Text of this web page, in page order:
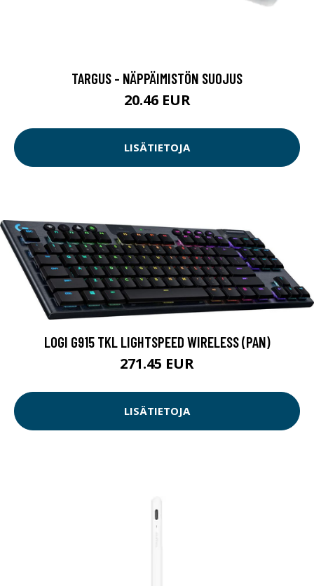
TARGUS - NÄPPÄIMISTÖN SUOJUS
20.46 EUR
LISÄTIETOJA
LOGI G915 TKL LIGHTSPEED WIRELESS (PAN)
271.45 EUR
LISÄTIETOJA